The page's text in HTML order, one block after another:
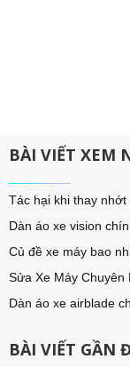
BÀI VIẾT XEM
Tác hại khi thay nhớt
Dàn áo xe vision
Củ đề xe máy bao
Sửa Xe Máy Chuyên
Dàn áo xe airblade
BÀI VIẾT GẦN